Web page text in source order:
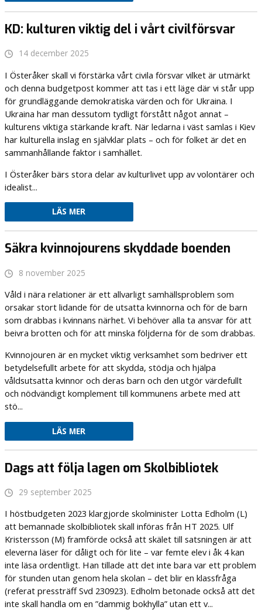
KD: kulturen viktig del i vårt civilförsvar
14 december 2025
I Österåker skall vi förstärka vårt civila försvar vilket är utmärkt
och denna budgetpost kommer att tas i ett läge där vi står upp
för grundläggande demokratiska värden och för Ukraina. I
Ukraina har man dessutom tydligt förstått något annat –
kulturens viktiga stärkande kraft. När ledarna i väst samlas i Kiev
har kulturella inslag en självklar plats – och för folket är det en
sammanhållande faktor i samhället.
I Österåker bärs stora delar av kulturlivet upp av volontärer och
idealist...
LÄS MER
Säkra kvinnojourens skyddade boenden
8 november 2025
Våld i nära relationer är ett allvarligt samhällsproblem som
orsakar stort lidande för de utsatta kvinnorna och för de barn
som drabbas i kvinnans närhet. Vi behöver alla ta ansvar för att
beivra brotten och för att minska följderna för de som drabbas.
Kvinnojouren är en mycket viktig verksamhet som bedriver ett
betydelsefullt arbete för att skydda, stödja och hjälpa
våldsutsatta kvinnor och deras barn och den utgör värdefullt
och nödvändigt komplement till kommunens arbete med att
stö...
LÄS MER
Dags att följa lagen om Skolbibliotek
29 september 2025
I höstbudgeten 2023 klargjorde skolminister Lotta Edholm (L)
att bemannade skolbibliotek skall införas från HT 2025. Ulf
Kristersson (M) framförde också att skälet till satsningen är att
eleverna läser för dåligt och för lite – var femte elev i åk 4 kan
inte läsa ordentligt. Han tillade att det inte bara var ett problem
för stunden utan genom hela skolan – det blir en klassfråga
(referat pressträff Svd 230923). Edholm betonade också att det
inte skall handla om en ”dammig bokhylla” utan ett v...